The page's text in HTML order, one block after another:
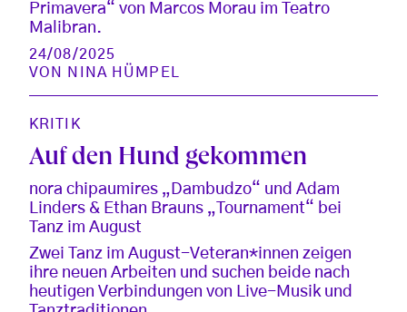
Primavera“ von Marcos Morau im Teatro
Malibran.
24/08/2025
VON
NINA HÜMPEL
KRITIK
Auf den Hund gekommen
nora chipaumires „Dambudzo“ und Adam
Linders & Ethan Brauns „Tournament“ bei
Tanz im August
Zwei Tanz im August-Veteran*innen zeigen
ihre neuen Arbeiten und suchen beide nach
heutigen Verbindungen von Live-Musik und